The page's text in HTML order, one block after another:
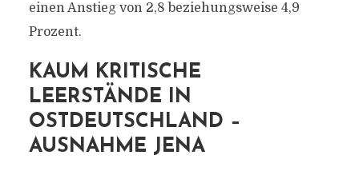
einen Anstieg von 2,8 beziehungsweise 4,9
Prozent.
KAUM KRITISCHE
LEERSTÄNDE IN
OSTDEUTSCHLAND –
AUSNAHME JENA